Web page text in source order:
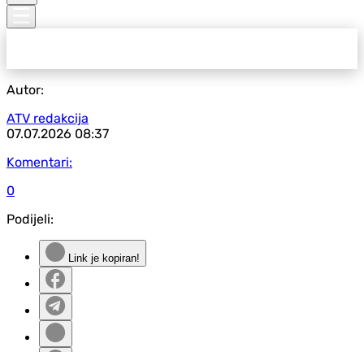
Autor:
ATV redakcija
07.07.2026 08:37
Komentari:
0
Podijeli:
Link je kopiran!